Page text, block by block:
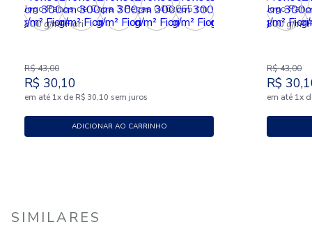
Jogo Panos de Copa 3 Peças 046x065 cm
300 g/m² Fiori
R$43,00
R$ 30,10
em até 1x de R$ 30,10 sem juros
ADICIONAR AO CARRINHO
Jogo
300 g/m²
R$43,00
R$ 30,
em até 1x
SIMILARES